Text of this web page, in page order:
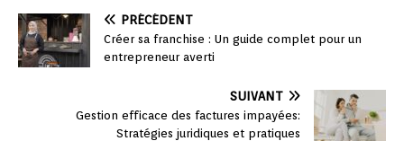
PRÉCÉDENT
Créer sa franchise : Un guide complet pour un
entrepreneur averti
SUIVANT
Gestion efficace des factures impayées:
Stratégies juridiques et pratiques